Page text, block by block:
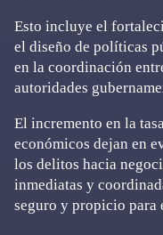
Esto incluye el
el diseño de políticas
en la coordinación
autoridades
El incremento en la
económicos dejan en
los delitos hacia
inmediatas y
seguro y propicio para